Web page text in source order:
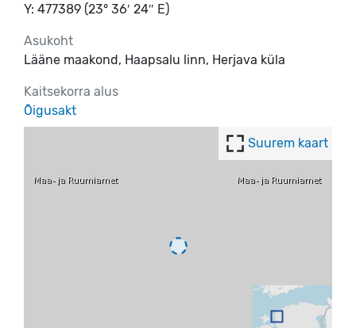
Y: 477389 (23° 36′ 24″ E)
Asukoht
Lääne maakond, Haapsalu linn, Herjava küla
Kaitsekorra alus
Õigusakt
Suurem kaart